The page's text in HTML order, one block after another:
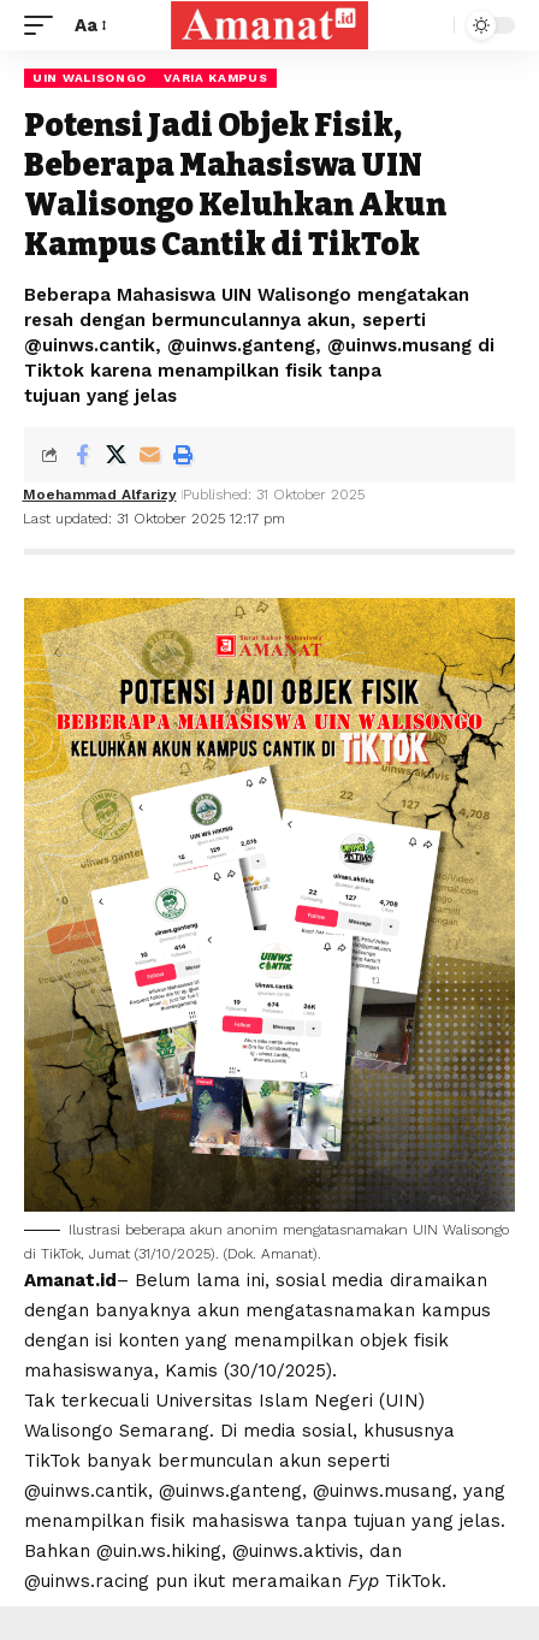
Aa
UIN WALISONGO VARIA KAMPUS
Potensi Jadi Objek Fisik,
Beberapa Mahasiswa UIN
Walisongo Keluhkan Akun
Kampus Cantik di TikTok
Beberapa Mahasiswa UIN Walisongo mengatakan
resah dengan bermunculannya akun, seperti
@uinws.cantik, @uinws.ganteng, @uinws.musang di
Tiktok karena menampilkan fisik tanpa
tujuan yang jelas
Last updated: 31 Oktober 2025 12:17 pm
Moehammad Alfarizy Published: 31 Oktober 2025
Ilustrasi beberapa akun anonim mengatasnamakan UIN Walisongo
di TikTok, Jumat (31/10/2025). (Dok. Amanat).
Amanat.id– Belum lama ini, sosial media diramaikan
dengan banyaknya akun mengatasnamakan kampus
dengan isi konten yang menampilkan objek fisik
mahasiswanya, Kamis (30/10/2025).
Tak terkecuali Universitas Islam Negeri (UIN)
Walisongo Semarang. Di media sosial, khususnya
TikTok banyak bermunculan akun seperti
@uinws.cantik, @uinws.ganteng, @uinws.musang, yang
menampilkan fisik mahasiswa tanpa tujuan yang jelas.
Bahkan @uin.ws.hiking, @uinws.aktivis, dan
@uinws.racing pun ikut meramaikan Fyp TikTok.